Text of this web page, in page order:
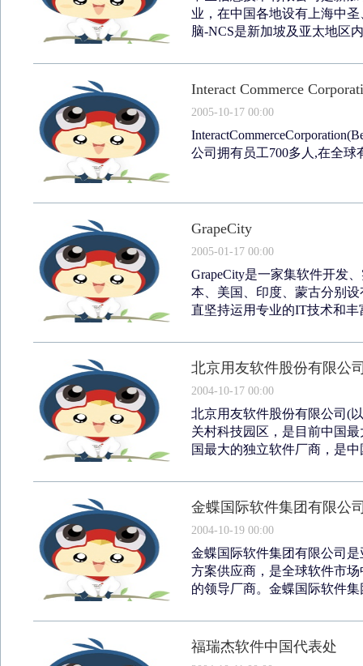
业，在中国各地设有上海中
脑-NCS是新加坡及亚太地区
Interact Commerce
2005-10-17 00:00
公司拥有员工700多人,在全球
GrapeCity
2005-01-17 00:00
GrapeCity是一家集软件开发
本、美国、印度、蒙古分别
直坚持运用专业的IT技术和丰
北京用友软件股份有限公
2004-10-17 00:00
北京用友软件股份有限公司(
关村科技园区，是目前中国
国最大的独立软件厂商，是
金蝶国际软件集团有限公
2004-10-19 00:00
金蝶国际软件集团有限公司
方案供应商，是全球软件市
的领导厂商。金蝶国际软件
福瑞杰软件中国代表处